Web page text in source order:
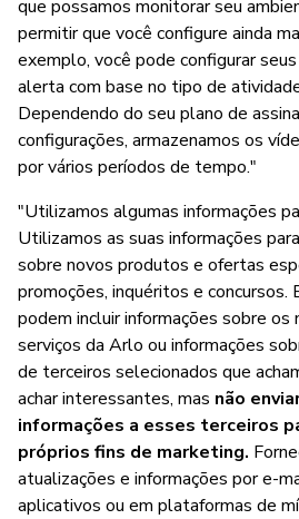
que possamos monitorar seu
permitir que você configure ainda
exemplo, você pode configurar
alerta com base no tipo de
Dependendo do seu plano de
configurações, armazenamos os
por vários períodos de tempo."
"Utilizamos algumas informações
Utilizamos as suas informações
sobre novos produtos e ofertas
promoções, inquéritos e concursos.
podem incluir informações sobre os
serviços da Arlo ou informações
de terceiros selecionados que
achar interessantes, mas não
informações a esses terceiros
próprios fins de marketing.
atualizações e informações por e-
aplicativos ou em plataformas de